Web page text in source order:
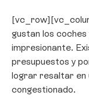
gustan los
impresionante.
presupuestos y
lograr resaltar en
congestionado.